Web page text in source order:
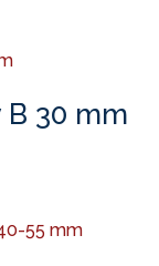
B 30 mm